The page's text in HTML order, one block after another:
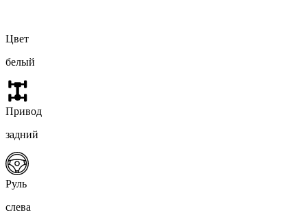
Цвет
белый
Привод
задний
Руль
слева